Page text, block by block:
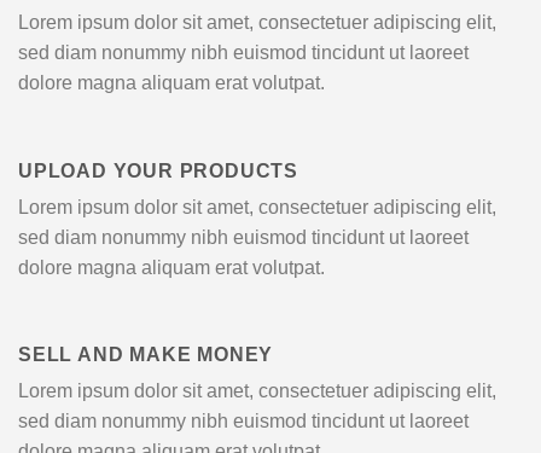
Lorem ipsum dolor sit amet, consectetuer adipiscing elit,
sed diam nonummy nibh euismod tincidunt ut laoreet
dolore magna aliquam erat volutpat.
UPLOAD YOUR PRODUCTS
Lorem ipsum dolor sit amet, consectetuer adipiscing elit,
sed diam nonummy nibh euismod tincidunt ut laoreet
dolore magna aliquam erat volutpat.
SELL AND MAKE MONEY
Lorem ipsum dolor sit amet, consectetuer adipiscing elit,
sed diam nonummy nibh euismod tincidunt ut laoreet